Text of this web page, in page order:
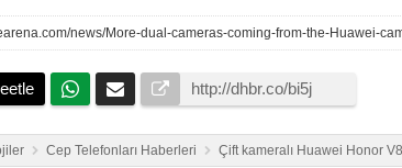
news/More-dual-cameras-coming-from-the-Huawei-
Cep Telefonları Haberleri Çift kameralı Huawei Honor